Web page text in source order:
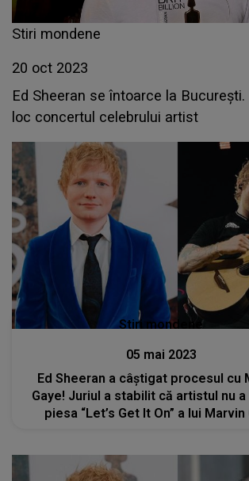
Stiri mondene
20 oct 2023
Ed Sheeran se întoarce la București.
loc concertul celebrului artist
Stiri mondene
05 mai 2023
Ed Sheeran a câștigat procesul cu
Gaye! Juriul a stabilit că artistul nu
piesa “Let’s Get It On” a lui Marvin